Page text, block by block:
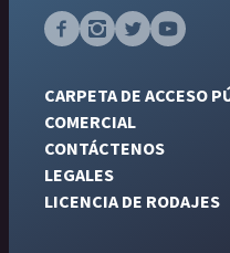
CARPETA DE ACCESO
COMERCIAL
CONTÁCTENOS
LEGALES
LICENCIA DE RODAJES